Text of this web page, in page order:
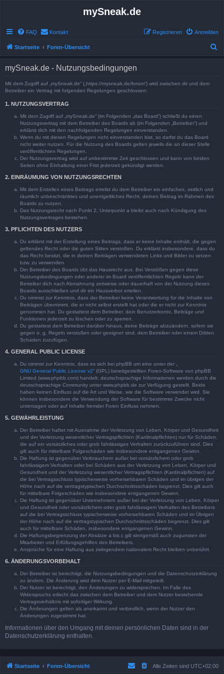
mySneak.de
FAQ Kontakt Anmelden
Registrieren
Startseite Foren-Übersicht
mySneak.de - Nutzungsbedingungen
Mit dem Zugriff auf „mySneak.de“ („https://mysneak.de/forum“) wird zwischen dir und dem
Betreiber ein Vertrag mit folgenden Regelungen geschlossen:
1. NUTZUNGSVERTRAG
Mit dem Zugriff auf „mySneak.de“ (im Folgenden „das Board“) schließt du einen
Nutzungsvertrag mit dem Betreiber des Boards ab (im Folgenden „Betreiber“) und
erklärst dich mit den nachfolgenden Regelungen einverstanden.
Wenn du mit diesen Regelungen nicht einverstanden bist, so darfst du das Board
nicht weiter nutzen. Für die Nutzung des Boards gelten jeweils die an dieser Stelle
veröffentlichten Regelungen.
Der Nutzungsvertrag wird auf unbestimmte Zeit geschlossen und kann von beiden
Seiten ohne Einhaltung einer Frist jederzeit gekündigt werden.
2. EINRÄUMUNG VON NUTZUNGSRECHTEN
Mit dem Erstellen eines Beitrags erteilst du dem Betreiber ein einfaches, zeitlich und
räumlich unbeschränktes und unentgeltliches Recht, deinen Beitrag im Rahmen des
Boards zu nutzen.
Das Nutzungsrecht nach Punkt 2, Unterpunkt a bleibt auch nach Kündigung des
Nutzungsvertrages bestehen.
3. PFLICHTEN DES NUTZERS
Du erklärst mit der Erstellung eines Beitrags, dass er keine Inhalte enthält, die gegen
geltendes Recht oder die guten Sitten verstoßen. Du erklärst insbesondere, dass du
das Recht besitzt, die in deinen Beiträgen verwendeten Links und Bilder zu setzen
bzw. zu verwenden.
Der Betreiber des Boards übt das Hausrecht aus. Bei Verstößen gegen diese
Nutzungsbedingungen oder anderer im Board veröffentlichten Regeln kann der
Betreiber dich nach Abmahnung zeitweise oder dauerhaft von der Nutzung dieses
Boards ausschließen und dir ein Hausverbot erteilen.
Du nimmst zur Kenntnis, dass der Betreiber keine Verantwortung für die Inhalte von
Beiträgen übernimmt, die er nicht selbst erstellt hat oder die er nicht zur Kenntnis
genommen hat. Du gestattest dem Betreiber, dein Benutzerkonto, Beiträge und
Funktionen jederzeit zu löschen oder zu sperren.
Du gestattest dem Betreiber darüber hinaus, deine Beiträge abzuändern, sofern sie
gegen o. g. Regeln verstoßen oder geeignet sind, dem Betreiber oder einem Dritten
Schaden zuzufügen.
4. GENERAL PUBLIC LICENSE
Du nimmst zur Kenntnis, dass es sich bei phpBB um eine unter der „
GNU General Public License v2“ (GPL) bereitgestellten Foren-Software von phpBB
Limited (www.phpbb.com) handelt; deutschsprachige Informationen werden durch die
deutschsprachige Community unter www.phpbb.de zur Verfügung gestellt. Beide
haben keinen Einfluss auf die Art und Weise, wie die Software verwendet wird. Sie
können insbesondere die Verwendung der Software für bestimmte Zwecke nicht
untersagen oder auf Inhalte fremder Foren Einfluss nehmen.
5. GEWÄHRLEISTUNG
Der Betreiber haftet mit Ausnahme der Verletzung von Leben, Körper und Gesundheit
und der Verletzung wesentlicher Vertragspflichten (Kardinalpflichten) nur für Schäden,
die auf ein vorsätzliches oder grob fahrlässiges Verhalten zurückzuführen sind. Dies
gilt auch für mittelbare Folgeschäden wie insbesondere entgangenen Gewinn.
Die Haftung ist gegenüber Verbrauchern außer bei vorsätzlichem oder grob
fahrlässigem Verhalten oder bei Schäden aus der Verletzung von Leben, Körper und
Gesundheit und der Verletzung wesentlicher Vertragspflichten (Kardinalpflichten) auf
die bei Vertragsschluss typischerweise vorhersehbaren Schäden und im übrigen der
Höhe nach auf die vertragstypischen Durchschnittsschäden begrenzt. Dies gilt auch
für mittelbare Folgeschäden wie insbesondere entgangenen Gewinn.
Die Haftung ist gegenüber Unternehmern außer bei der Verletzung von Leben, Körper
und Gesundheit oder vorsätzlichem oder grob fahrlässigem Verhalten des Betreibers
auf die bei Vertragsschluss typischerweise vorhersehbaren Schäden und im Übrigen
der Höhe nach auf die vertragstypischen Durchschnittsschäden begrenzt. Dies gilt
auch für mittelbare Schäden, insbesondere entgangenen Gewinn.
Die Haftungsbegrenzung der Absätze a bis c gilt sinngemäß auch zugunsten der
Mitarbeiter und Erfüllungsgehilfen des Betreibers.
Ansprüche für eine Haftung aus zwingendem nationalem Recht bleiben unberührt.
6. ÄNDERUNGSVORBEHALT
Der Betreiber ist berechtigt, die Nutzungsbedingungen und die Datenschutzerklärung
zu ändern. Die Änderung wird dem Nutzer per E-Mail mitgeteilt.
Der Nutzer ist berechtigt, den Änderungen zu widersprechen. Im Falle des
Widerspruchs erlischt das zwischen dem Betreiber und dem Nutzer bestehende
Vertragsverhältnis mit sofortiger Wirkung.
Die Änderungen gelten als anerkannt und verbindlich, wenn der Nutzer den
Änderungen zugestimmt hat.
Informationen über den Umgang mit deinen persönlichen Daten sind in der
Datenschutzerklärung enthalten.
Startseite Foren-Übersicht Alle Zeiten sind UTC+02:00